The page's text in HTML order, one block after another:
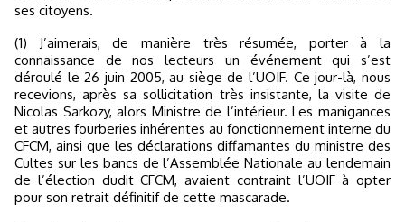
ses citoyens.
(1) J’aimerais, de manière très résumée, porter à la
connaissance de nos lecteurs un événement qui s’est
déroulé le 26 juin 2005, au siège de l’UOIF. Ce jour-là, nous
recevions, après sa sollicitation très insistante, la visite de
Nicolas Sarkozy, alors Ministre de l’intérieur. Les manigances
et autres fourberies inhérentes au fonctionnement interne du
CFCM, ainsi que les déclarations diffamantes du ministre des
Cultes sur les bancs de l’Assemblée Nationale au lendemain
de l’élection dudit CFCM, avaient contraint l’UOIF à opter
pour son retrait définitif de cette mascarade.